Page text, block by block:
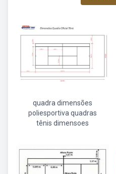
quadra dimensões
poliesportiva quadras
tênis dimensoes